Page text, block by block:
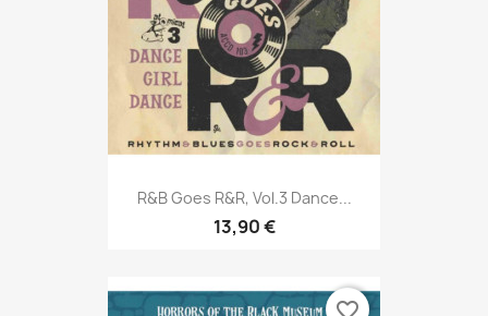
R&B Goes R&R, Vol.3 Dance...
13,90 €
favorite_border